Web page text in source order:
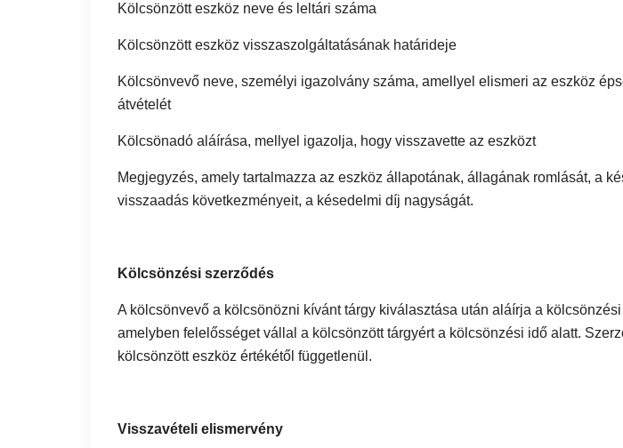
Kölcsönzött eszköz neve és leltári száma
Kölcsönzött eszköz visszaszolgáltatásának határideje
Kölcsönvevő neve, személyi igazolvány száma, amellyel elismeri az eszköz
átvételét
Kölcsönadó aláírása, mellyel igazolja, hogy visszavette az eszközt
Megjegyzés, amely tartalmazza az eszköz állapotának, állagának romlását, a
visszaadás következményeit, a késedelmi díj nagyságát.
Kölcsönzési szerződés
A kölcsönvevő a kölcsönözni kívánt tárgy kiválasztása után aláírja a
amelyben felelősséget vállal a kölcsönzött tárgyért a kölcsönzési idő alatt.
kölcsönzött eszköz értékétől függetlenül.
Visszavételi elismervény